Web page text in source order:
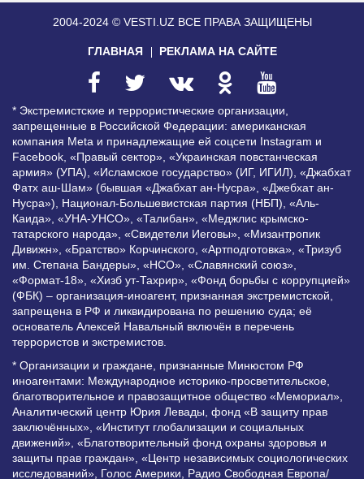
2004-2024 © VESTI.UZ ВСЕ ПРАВА ЗАЩИЩЕНЫ
ГЛАВНАЯ РЕКЛАМА НА САЙТЕ
* Экстремистские и террористические организации,
запрещенные в Российской Федерации: американская
компания Meta и принадлежащие ей соцсети Instagram и
Facebook, «Правый сектор», «Украинская повстанческая
армия» (УПА), «Исламское государство» (ИГ, ИГИЛ), «Джабхат
Фатх аш-Шам» (бывшая «Джабхат ан-Нусра», «Джебхат ан-
Нусра»), Национал-Большевистская партия (НБП), «Аль-
Каида», «УНА-УНСО», «Талибан», «Меджлис крымско-
татарского народа», «Свидетели Иеговы», «Мизантропик
Дивижн», «Братство» Корчинского, «Артподготовка», «Тризуб
им. Степана Бандеры», «НСО», «Славянский союз»,
«Формат-18», «Хизб ут-Тахрир», «Фонд борьбы с коррупцией»
(ФБК) – организация-иноагент, признанная экстремистской,
запрещена в РФ и ликвидирована по решению суда; её
основатель Алексей Навальный включён в перечень
террористов и экстремистов.
* Организации и граждане, признанные Минюстом РФ
иноагентами: Международное историко-просветительское,
благотворительное и правозащитное общество «Мемориал»,
Аналитический центр Юрия Левады, фонд «В защиту прав
заключённых», «Институт глобализации и социальных
движений», «Благотворительный фонд охраны здоровья и
защиты прав граждан», «Центр независимых социологических
исследований», Голос Америки, Радио Свободная Европа/